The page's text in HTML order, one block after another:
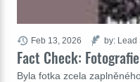
Fact Check:
Byla fotka zcela
Feb 13, 2026 by: Lead